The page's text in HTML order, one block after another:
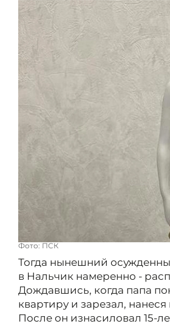
Фото: ПСК
Тогда нынешний
в Нальчик намеренно -
Дождавшись, когда папа
квартиру и зарезал,
После он изнасиловал 15-